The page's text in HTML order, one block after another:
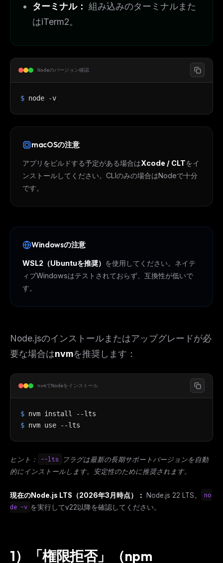
ターミナル： 組み込みのターミナルまた
はiTerm2。
Nodeのバージョン確認
$ node -v
macOSの注意
アプリをビルドする予定がある場合はXcode / CLTをイ
ンストールしてください。CLIのみの場合はNodeで十分
です。
Windowsの注意
WSL2（Ubuntuを推奨） を使用してください。ネイテ
ィブWindowsはテストされておらず、互換性が低いで
す。
Node.jsのインストールまたはアップグレードが必
要な場合はnvmを推奨します：
nvmでNodeをインストール
$ nvm install --lts
$ nvm use --lts
ヒント： --lts
フラグは最新の長期サポートバージョンを自動
的にインストールします。安定性のために推奨されます。
現在のNode.js LTS（2026年3月時点）： Node.js 22 LTS。
no
de -v を実行してv22以降を確認してください。
1）「権限拒否」（npm